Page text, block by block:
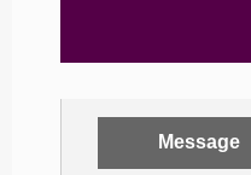
Message